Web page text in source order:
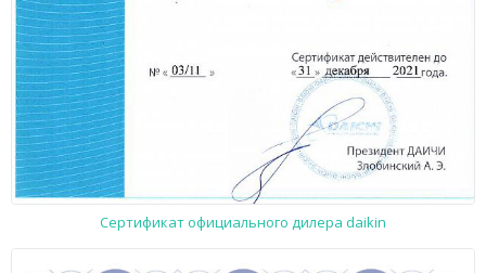
Сертификат официального дилера daikin